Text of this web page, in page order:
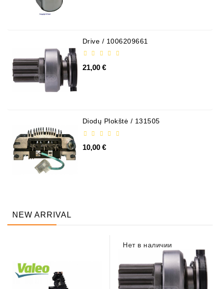
Drive / 1006209661
21,00 €
Diodų Plokštė / 131505
10,00 €
NEW ARRIVAL
Нет в наличии